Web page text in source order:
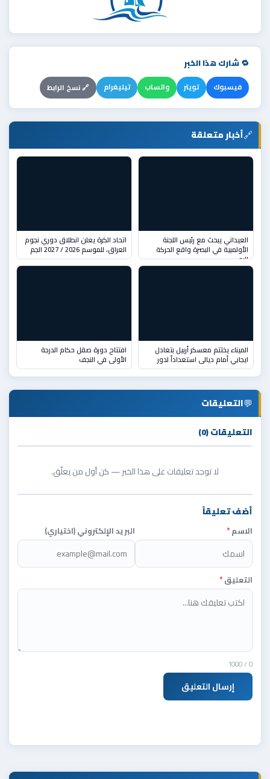
🔁 شارك هذا الخبر
فيسبوك تويتر واتساب تيليغرام 🔗 نسخ الرابط
🔗أخبار متعلقة
العيداني يبحث مع رئيس اللجنة
الأولمبية في البصرة واقع الحركة
الري
اتحاد الكرة يعلن انطلاق دوري نجوم
العراق، للموسم 2026 / 2027 الجم
الميناء يختتم معسكر أربيل بتعادل
ايجابي أمام ديالى استعداداً لدور
افتتاح دورة صقل حكام الدرجة
الأولى في النجف
💬التعليقات
التعليقات (0)
لا توجد تعليقات على هذا الخبر — كن أول من يعلّق.
أضف تعليقاً
الاسم* البريد الإلكتروني (اختياري)
التعليق*
0
/ 1000
إرسال التعليق